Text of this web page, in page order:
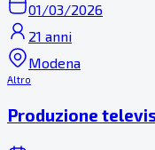
01/03/2026
21 anni
Modena
Altro
Produzione